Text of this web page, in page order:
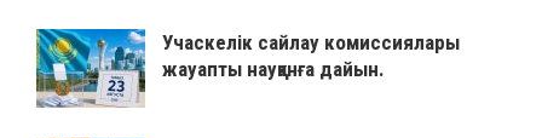
Учаскелік сайлау комиссиялары
жауапты науқанға дайын.